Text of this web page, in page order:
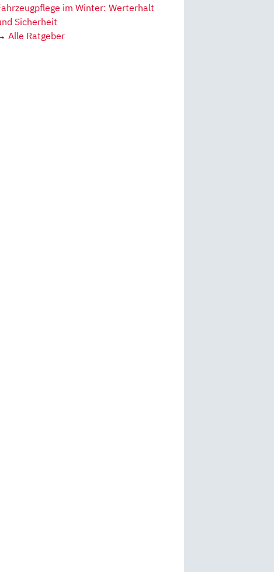
im Winter: Werterhalt
Sicherheit
Alle Ratgeber